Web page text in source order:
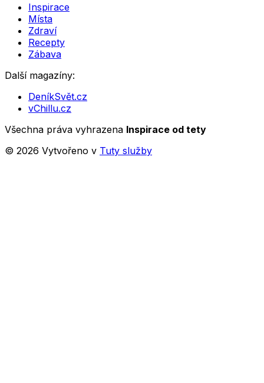
Inspirace
Místa
Zdraví
Recepty
Zábava
Další magazíny:
DeníkSvět.cz
vChillu.cz
Všechna práva vyhrazena Inspirace od tety
© 2026 Vytvořeno v Tuty služby